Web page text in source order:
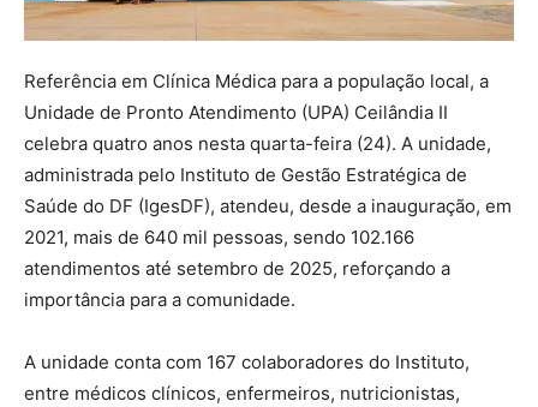
Referência em Clínica Médica para a população local, a
Unidade de Pronto Atendimento (UPA) Ceilândia II
celebra quatro anos nesta quarta-feira (24). A unidade,
administrada pelo Instituto de Gestão Estratégica de
Saúde do DF (IgesDF), atendeu, desde a inauguração, em
2021, mais de 640 mil pessoas, sendo 102.166
atendimentos até setembro de 2025, reforçando a
importância para a comunidade.
A unidade conta com 167 colaboradores do Instituto,
entre médicos clínicos, enfermeiros, nutricionistas,